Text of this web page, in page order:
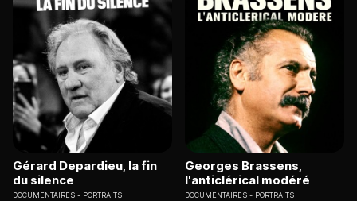
Gérard Depardieu, la fin
du silence
DOCUMENTAIRES PORTRAITS
Georges Brassens,
l'anticlérical modéré
DOCUMENTAIRES PORTRAITS